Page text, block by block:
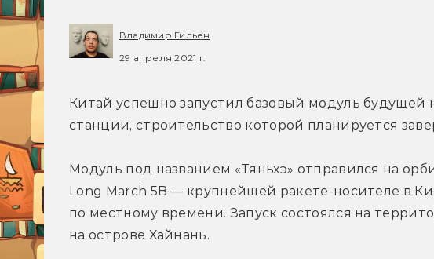
Владимир Гильен
29 апреля 2021 г.
Китай успешно запустил базовый модуль будущей
станции, строительство которой планируется
Модуль под названием «Тяньхэ» отправился на
Long March 5B — крупнейшей ракете-носителе в
по местному времени. Запуск состоялся на
на острове Хайнань.